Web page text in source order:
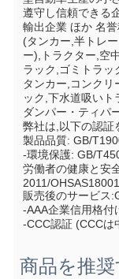
遵守し信頼できる
輸出企業 ほか 名
(タンカー,半トレ
ー),トラクター,空
ラック,ゴミトラッ
タンカー,コンクリ
ック,下水道吸い
ダンパー・ティパ
弊社は,以下の認証
製品品質: GB/
-環境保護: GB/
労働者の健康と安
2011/
販売後のサービス
-AAA企業信用格付
-CCC認証 (CCCは
商品を推奨